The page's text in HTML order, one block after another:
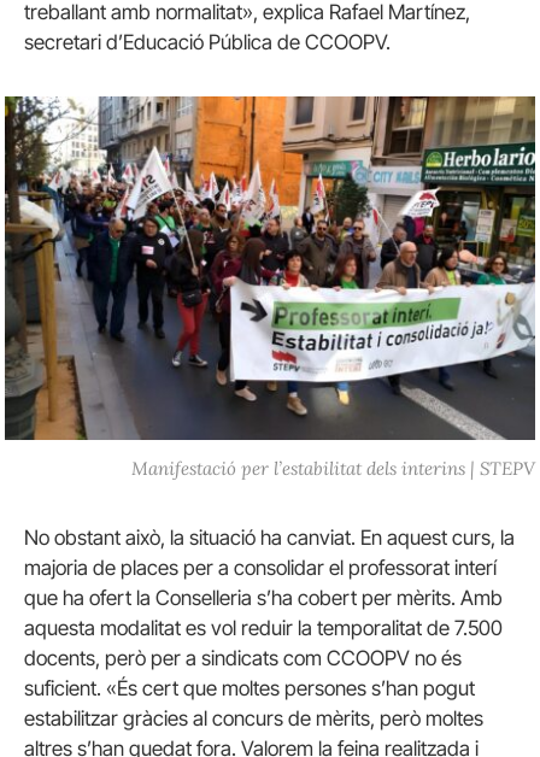
treballant amb normalitat», explica Rafael Martínez,
secretari d’Educació Pública de CCOOPV.
Manifestació per l’estabilitat dels interins | STEPV
No obstant això, la situació ha canviat. En aquest curs, la
majoria de places per a consolidar el professorat interí
que ha ofert la Conselleria s’ha cobert per mèrits. Amb
aquesta modalitat es vol reduir la temporalitat de 7.500
docents, però per a sindicats com CCOOPV no és
suficient. «És cert que moltes persones s’han pogut
estabilitzar gràcies al concurs de mèrits, però moltes
altres s’han quedat fora. Valorem la feina realitzada i